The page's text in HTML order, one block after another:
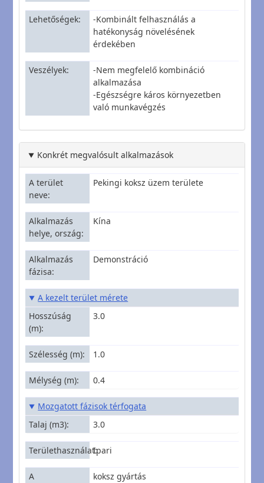
Lehetőségek
-Kombinált felhasználás a
hatékonyság növelésének
érdekében
Veszélyek
-Nem megfelelő kombináció
alkalmazása
-Egészségre káros környezetben
való munkavégzés
Konkrét megvalósult alkalmazások
A terület
neve
Pekingi koksz üzem területe
Alkalmazás
helye, ország
Kína
Alkalmazás
fázisa
Demonstráció
A kezelt terület mérete
Hosszúság
(m)
3.0
Szélesség (m) 1.0
Mélység (m) 0.4
Mozgatott fázisok térfogata
Talaj (m3)
3.0
TerülethasználatIpari
A koksz gyártás